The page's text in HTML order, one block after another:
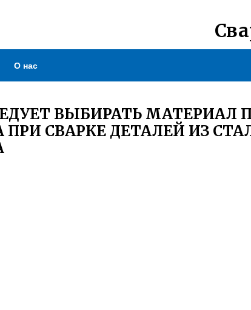
О нас
ВЫБИРАТЬ МАТЕРИАЛ
ПРИ СВАРКЕ ДЕТАЛЕЙ ИЗ